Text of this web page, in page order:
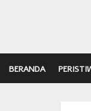
BERANDA